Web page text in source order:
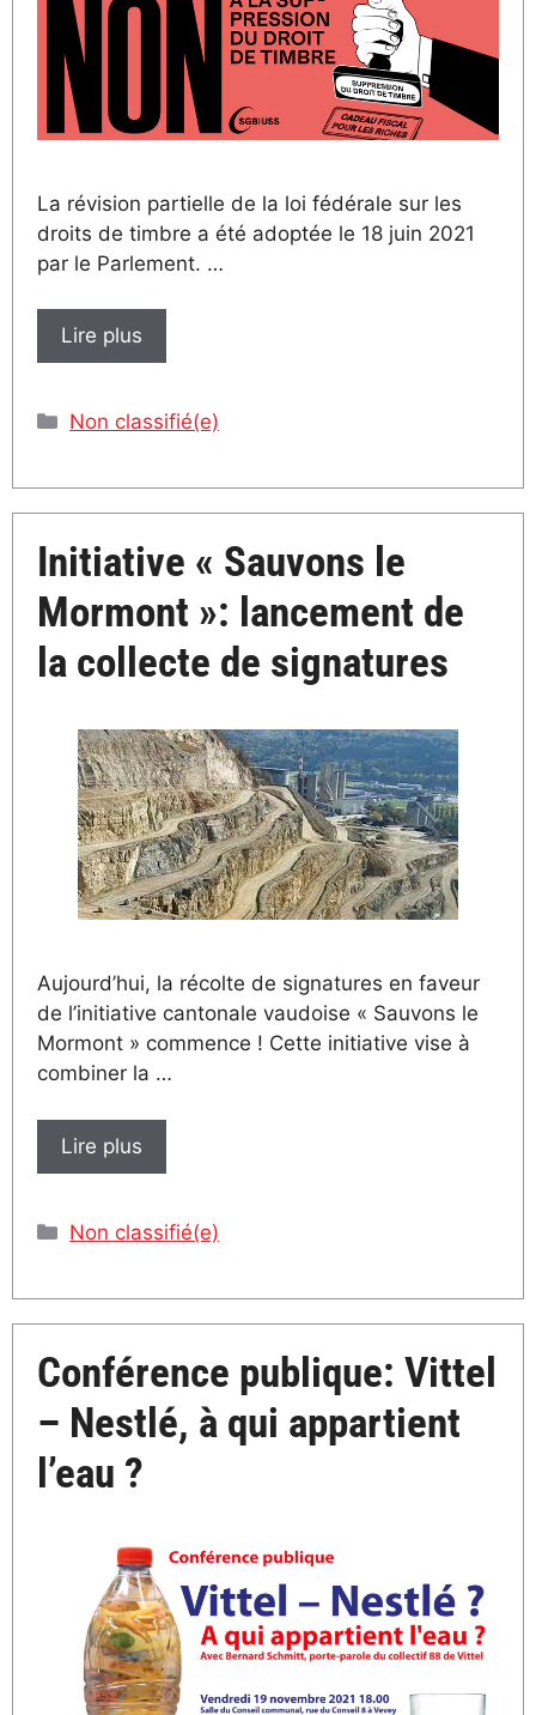
La révision partielle de la loi fédérale sur les
droits de timbre a été adoptée le 18 juin 2021
par le Parlement. …
Lire plus
Catégories
Non classifié(e)
Initiative « Sauvons le
Mormont »: lancement de
la collecte de signatures
Aujourd’hui, la récolte de signatures en faveur
de l’initiative cantonale vaudoise « Sauvons le
Mormont » commence ! Cette initiative vise à
combiner la …
Lire plus
Catégories
Non classifié(e)
Conférence publique: Vittel
– Nestlé, à qui appartient
l’eau ?